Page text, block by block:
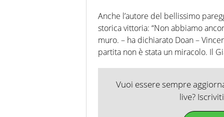
Anche l’autore del bellissimo
storica vittoria: “Non abbiamo
muro. – ha dichiarato Doan –
partita non è stata un miracolo. Il
Vuoi essere sempre
live?